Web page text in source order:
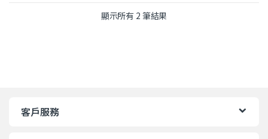
顯示所有 2 筆結果
客戶服務